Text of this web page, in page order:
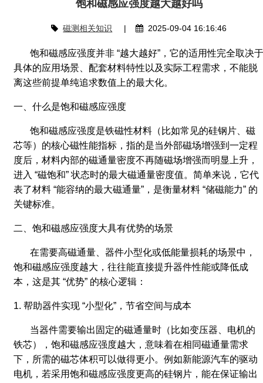
饱和磁感应强度越大越好吗
磁测相关知识 | 2025-09-04 16:16:46
饱和磁感应强度并非 “越大越好”，它的适用性完全取决于
具体的应用场景、配套材料特性以及实际工程需求，不能脱
离这些前提单纯追求数值上的最大化。
一、什么是饱和磁感应强度
饱和磁感应强度是铁磁性材料（比如常见的硅钢片、磁
芯等）的核心磁性能指标，指的是当外部磁场增强到一定程
度后，材料内部的磁通量密度不再随磁场增强而明显上升，
进入 “磁饱和” 状态时的最大磁通量密度值。简单来说，它代
表了材料 “能容纳的最大磁通量”，是衡量材料 “储磁能力” 的
关键标准。
二、饱和磁感应强度大具有优势的场景
在需要高磁通量、器件小型化或低能量损耗的场景中，
饱和磁感应强度越大，往往能直接提升器件性能或降低成
本，这是其 “优势” 的核心逻辑：
1. 帮助器件实现 “小型化”，节省空间与成本
当器件需要输出固定的磁通量时（比如变压器、电机的
铁芯），饱和磁感应强度越大，意味着在相同磁通量需求
下，所需的磁芯体积可以做得更小。例如新能源汽车的驱动
电机，若采用饱和磁感应强度更高的硅钢片，能在保证输出